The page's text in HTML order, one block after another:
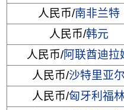
人民币/南非兰特
人民币/韩元
人民币/阿联酋迪拉
人民币/沙特里亚尔
人民币/匈牙利福